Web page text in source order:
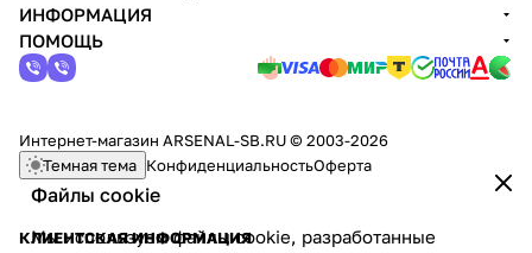
Файлы cookie
Мы используем файлы cookie, разработанные
ИНФОРМАЦИЯ
ПОМОЩЬ
Интернет-магазин ARSENAL-SB.RU © 2003-2026
Темная тема КонфиденциальностьОферта
КЛИЕНТСКАЯ ИНФОРМАЦИЯ